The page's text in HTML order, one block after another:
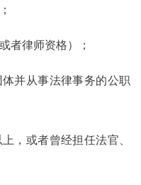
者律师资格）；
并从事法律事务的公职
，或者曾经担任法官、